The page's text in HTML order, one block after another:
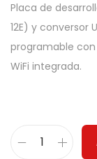
Placa de
12E) y conversor
programable con
WiFi integrada.